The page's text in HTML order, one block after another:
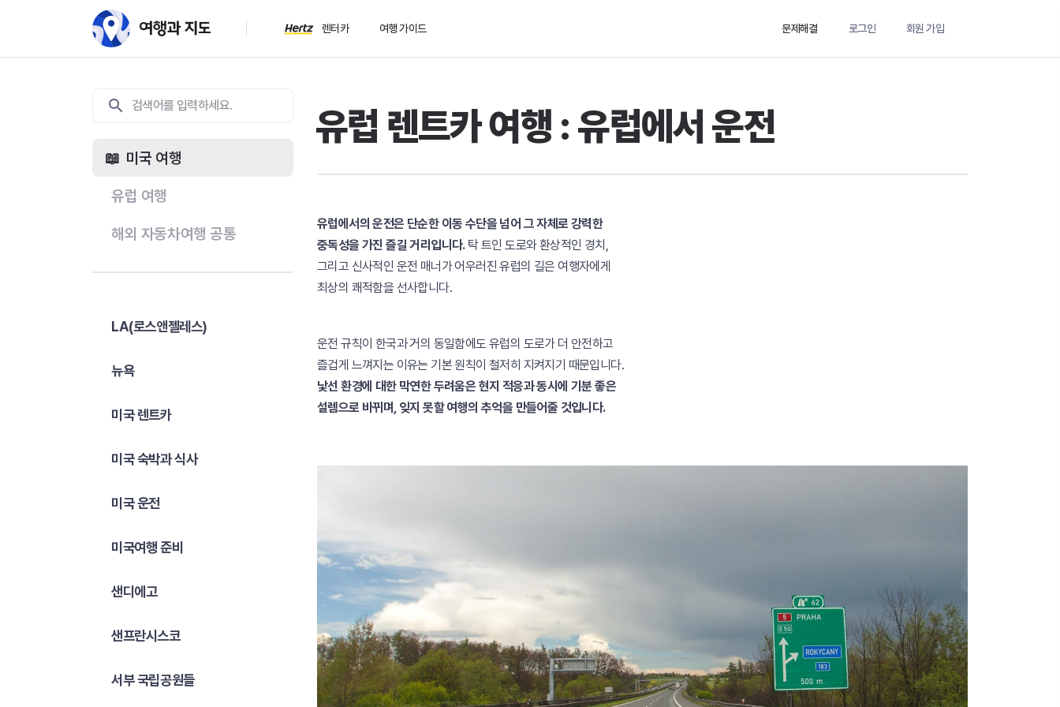
렌터카 여행 가이드 문제해결 로그인 회원 가입
미국 여행
유럽 여행
해외 자동차여행 공통
LA(로스앤젤레스)
뉴욕
미국 렌트카
미국 숙박과 식사
미국 운전
미국여행 준비
샌디에고
샌프란시스코
서부 국립공원들
유럽 렌트카 여행 : 유럽에서 운전
유럽에서의 운전은 단순한 이동 수단을 넘어 그 자체로 강력한
중독성을 가진 즐길 거리입니다.탁 트인 도로와 환상적인 경치,
그리고 신사적인 운전 매너가 어우러진 유럽의 길은 여행자에게
최상의 쾌적함을 선사합니다.
운전 규칙이 한국과 거의 동일함에도 유럽의 도로가 더 안전하고
즐겁게 느껴지는 이유는 기본 원칙이 철저히 지켜지기 때문입니다.
낯선 환경에 대한 막연한 두려움은 현지 적응과 동시에 기분 좋은
설렘으로 바뀌며, 잊지 못할 여행의 추억을 만들어줄 것입니다.